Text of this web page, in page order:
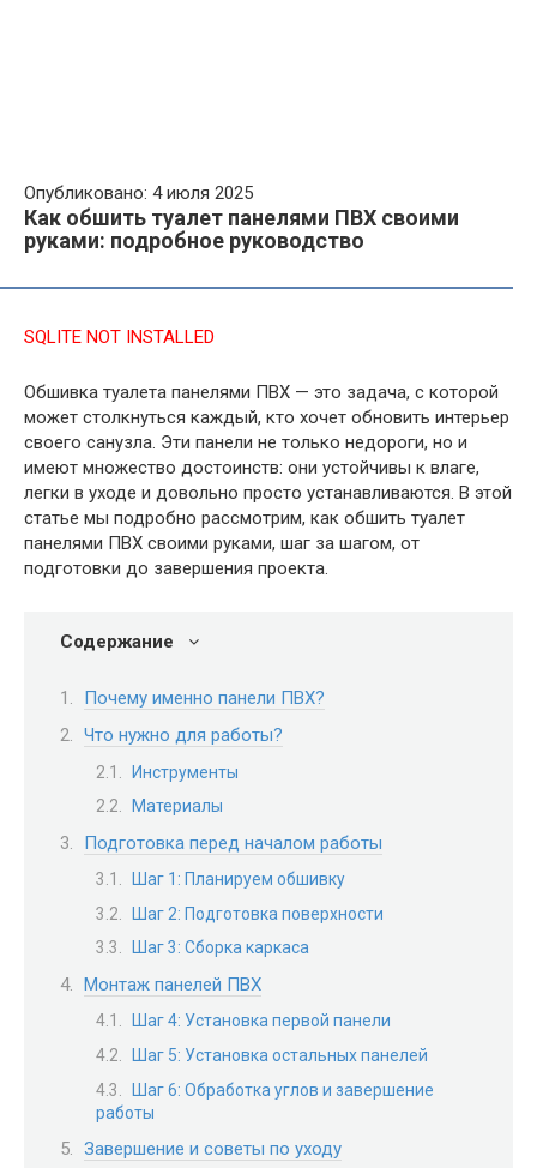
Опубликовано: 4 июля 2025
Как обшить туалет панелями ПВХ своими
руками: подробное руководство
SQLITE NOT INSTALLED
Обшивка туалета панелями ПВХ — это задача, с которой
может столкнуться каждый, кто хочет обновить интерьер
своего санузла. Эти панели не только недороги, но и
имеют множество достоинств: они устойчивы к влаге,
легки в уходе и довольно просто устанавливаются. В этой
статье мы подробно рассмотрим, как обшить туалет
панелями ПВХ своими руками, шаг за шагом, от
подготовки до завершения проекта.
Содержание
Почему именно панели ПВХ?
Что нужно для работы?
Инструменты
Материалы
Подготовка перед началом работы
Шаг 1: Планируем обшивку
Шаг 2: Подготовка поверхности
Шаг 3: Сборка каркаса
Монтаж панелей ПВХ
Шаг 4: Установка первой панели
Шаг 5: Установка остальных панелей
Шаг 6: Обработка углов и завершение
работы
Завершение и советы по уходу